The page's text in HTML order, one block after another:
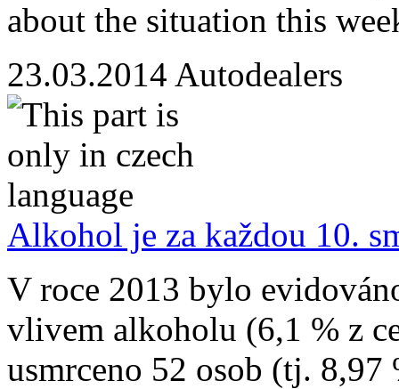
about the situation this
23.03.2014 Autodealers
Alkohol je za každou 10.
V roce 2013 bylo
vlivem alkoholu (6,1 % z
usmrceno 52 osob (tj.